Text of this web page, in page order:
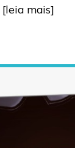
[leia mais]